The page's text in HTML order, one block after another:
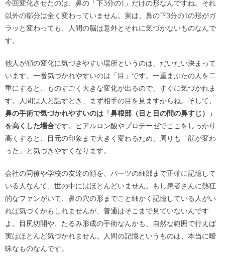
今回変化させたのは、鼻の「下3分の1」だけの形なんですね。それ
以外の部分は全く変わっていません。実は、鼻の下3分の1の形がガ
ラッと変わっても、人間の脳は意外とそれに気づかないものなんで
す。
他人が顔の変化に気づきやすい場所というのは、だいたい決まって
います。一番気づかれやすいのは「目」です。一重まぶたの人を二
重にすると、ものすごく大きな変化が出るので、すぐに気づかれま
す。人間は人と話すとき、まず相手の目を見ますからね。そして、
鼻の手術で気づかれやすいのは「鼻根部（目と目の間の鼻すじ）」
を高くした場合です。ヒアルロン酸やプロテーゼでここをしっかり
高くすると、目元の印象まで大きく変わるため、周りも「顔が変わ
った」と気づきやすくなります。
会社の同僚や学校の友達の顔を、パーツの細部まで正確に記憶して
いる人なんて、世の中にはほとんどいません。もし患者さんに熱狂
的なファンがいて、鼻の穴の形までこと細かく記憶している人がい
れば気づくかもしれませんが、普通はそこまで見ていないんです
よ。目尻切開や、たるみ形成の手術なんかも、自然な範囲で行えば
実はほとんど気づかれません。人間の記憶というものは、本当に曖
昧なものなんです。